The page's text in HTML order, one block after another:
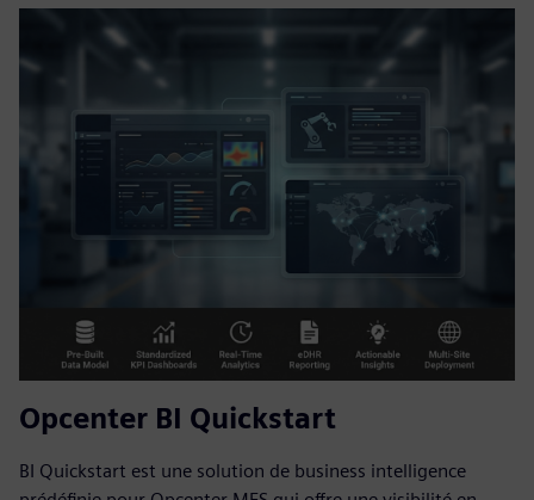
Opcenter BI Quickstart
BI Quickstart est une solution de business intelligence